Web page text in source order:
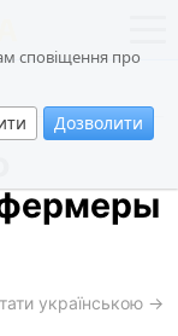
сповіщення про
Дозволити
українською →